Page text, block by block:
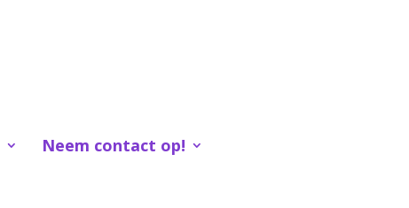
Neem contact op!